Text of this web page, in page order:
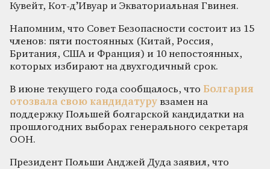
Кувейт, Кот-д’Ивуар и Экваториальная Гвинея.
Напомним, что Совет Безопасности состоит из 15
членов: пяти постоянных (Китай, Россия,
Британия, США и Франция) и 10 непостоянных,
которых избирают на двухгодичный срок.
В июне текущего года сообщалось, что Болгария
отозвала свою кандидатуру взамен на
поддержку Польшей болгарской кандидатки на
прошлогодних выборах генерального секретаря
ООН.
Президент Польши Анджей Дуда заявил, что